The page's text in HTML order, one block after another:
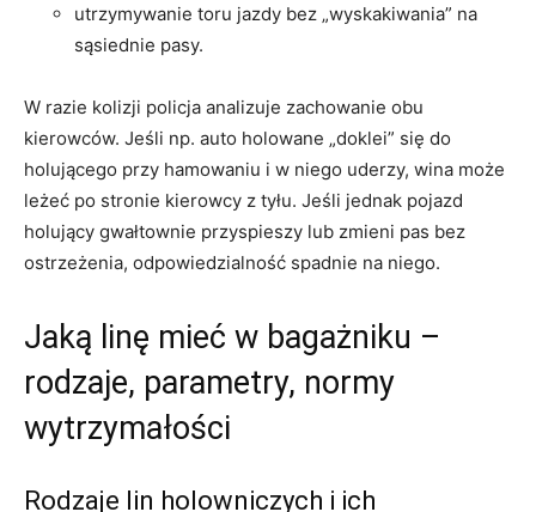
utrzymywanie toru jazdy bez „wyskakiwania” na
sąsiednie pasy.
W razie kolizji policja analizuje zachowanie obu
kierowców. Jeśli np. auto holowane „doklei” się do
holującego przy hamowaniu i w niego uderzy, wina może
leżeć po stronie kierowcy z tyłu. Jeśli jednak pojazd
holujący gwałtownie przyspieszy lub zmieni pas bez
ostrzeżenia, odpowiedzialność spadnie na niego.
Jaką linę mieć w bagażniku –
rodzaje, parametry, normy
wytrzymałości
Rodzaje lin holowniczych i ich